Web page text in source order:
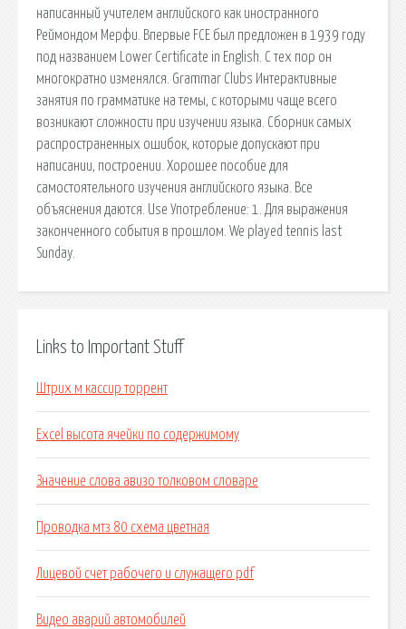
написанный учителем английского как иностранного
Реймондом Мерфи. Впервые FCE был предложен в 1939 году
под названием Lower Certificate in English. С тех пор он
многократно изменялся. Grammar Clubs Интерактивные
занятия по грамматике на темы, с которыми чаще всего
возникают сложности при изучении языка. Сборник самых
распространенных ошибок, которые допускают при
написании, построении. Хорошее пособие для
самостоятельного изучения английского языка. Все
объяснения даются. Use Употребление: 1. Для выражения
законченного события в прошлом. We played tennis last
Sunday.
Links to Important Stuff
Штрих м кассир торрент
Excel высота ячейки по содержимому
Значение слова авизо толковом словаре
Проводка мтз 80 схема цветная
Лицевой счет рабочего и служащего pdf
Видео аварий автомобилей